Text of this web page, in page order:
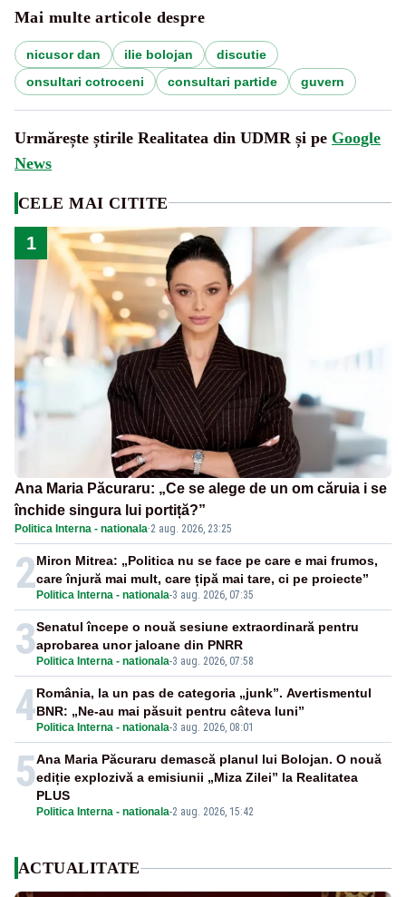
Mai multe articole despre
nicusor dan ilie bolojan
discutie
onsultari cotroceni
consultari partide guvern
Urmărește știrile Realitatea din UDMR și pe Google
News
CELE MAI CITITE
1
Ana Maria Păcuraru: „Ce se alege de un om căruia i se
închide singura lui portiță?”
Politica Interna - nationala·2 aug. 2026, 23:25
2 Politica Interna - nationala-3 aug. 2026, 07:35
Miron Mitrea: „Politica nu se face pe care e mai frumos,
care înjură mai mult, care țipă mai tare, ci pe proiecte”
3 Politica Interna - nationala-3 aug. 2026, 07:58
Senatul începe o nouă sesiune extraordinară pentru
aprobarea unor jaloane din PNRR
4 Politica Interna - nationala-3 aug. 2026, 08:01
România, la un pas de categoria „junk”. Avertismentul
BNR: „Ne-au mai păsuit pentru câteva luni”
5
Politica Interna - nationala-2 aug. 2026, 15:42
Ana Maria Păcuraru demască planul lui Bolojan. O nouă
ediție explozivă a emisiunii „Miza Zilei” la Realitatea
PLUS
ACTUALITATE